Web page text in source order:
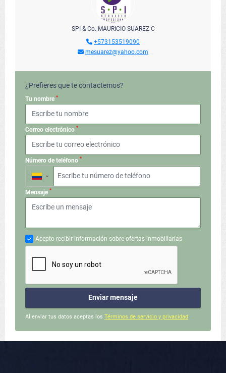
SPI & Co. MAURICIO SUAREZ C
+573153519090
mesuarez@yahoo.com
¿Prefieres que te contactemos?
Tu nombre *
Correo electrónico *
Número de teléfono *
▼
Mensaje *
Acepto recibir información sobre ofertas inmobiliarias
Enviar mensaje
Al enviar tus datos aceptas los Términos de servicio y privacidad